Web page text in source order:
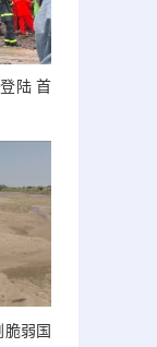
陆 首
弱国